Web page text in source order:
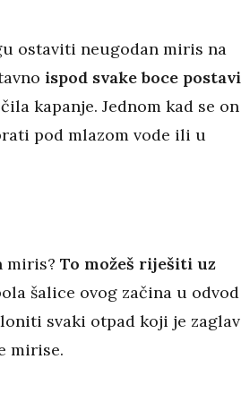
ostaviti neugodan miris na
ispod svake boce postavi
kapanje. Jednom kad se on
pod mlazom vode ili u
miris? To možeš riješiti uz
šalice ovog začina u odvod
svaki otpad koji je
mirise.